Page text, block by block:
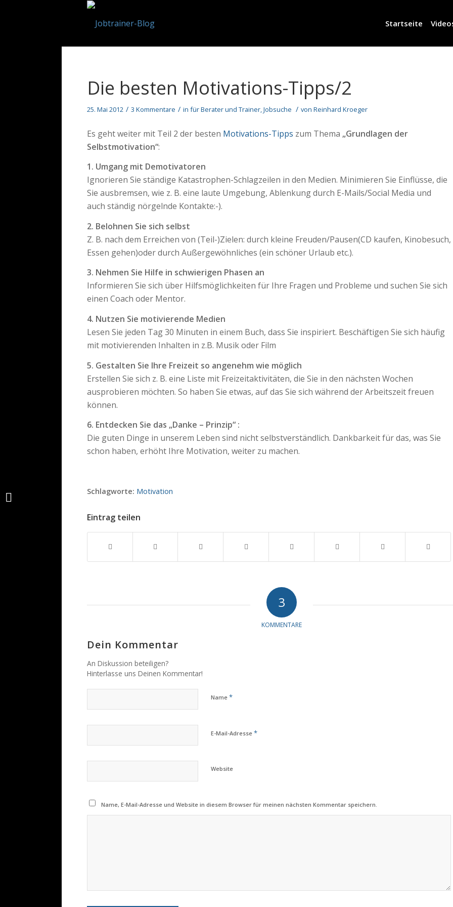
Startseite
Die besten Motivations-Tipps/2
25. Mai 2012 / 3 Kommentare / in für Berater und Trainer,Jobsuche / von Reinhard Kroeger
Es geht weiter mit Teil 2 der besten Motivations-Tipps zum Thema „Grundlagen der
Selbstmotivation“:
1. Umgang mit Demotivatoren
Ignorieren Sie ständige Katastrophen-Schlagzeilen in den Medien. Minimieren Sie Einflüsse, die
Sie ausbremsen, wie z. B. eine laute Umgebung, Ablenkung durch E-Mails/Social Media und
auch ständig nörgelnde Kontakte:-).
2. Belohnen Sie sich selbst
Z. B. nach dem Erreichen von (Teil-)Zielen: durch kleine Freuden/Pausen(CD kaufen, Kinobesuch,
Essen gehen)oder durch Außergewöhnliches (ein schöner Urlaub etc.).
3. Nehmen Sie Hilfe in schwierigen Phasen an
Informieren Sie sich über Hilfsmöglichkeiten für Ihre Fragen und Probleme und suchen Sie sich
einen Coach oder Mentor.
4. Nutzen Sie motivierende Medien
Lesen Sie jeden Tag 30 Minuten in einem Buch, dass Sie inspiriert. Beschäftigen Sie sich häufig
mit motivierenden Inhalten in z.B. Musik oder Film
5. Gestalten Sie Ihre Freizeit so angenehm wie möglich
Erstellen Sie sich z. B. eine Liste mit Freizeitaktivitäten, die Sie in den nächsten Wochen
ausprobieren möchten. So haben Sie etwas, auf das Sie sich während der Arbeitszeit freuen
können.
6. Entdecken Sie das „Danke – Prinzip“ :
Die guten Dinge in unserem Leben sind nicht selbstverständlich. Dankbarkeit für das, was Sie
schon haben, erhöht Ihre Motivation, weiter zu machen.
Schlagworte: Motivation
Eintrag teilen
3
KOMMENTARE
Dein Kommentar
An Diskussion beteiligen?
Hinterlasse uns Deinen Kommentar!
Name *
E-Mail-Adresse *
Website
Name, E-Mail-Adresse und Website in diesem Browser für meinen nächsten Kommentar speichern.